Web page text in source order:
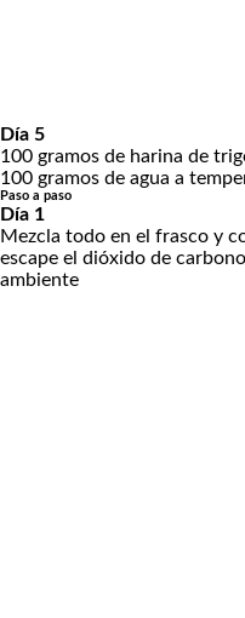
Día 5
100 gramos de harina de
100 gramos de agua a
Paso a paso
Día 1
Mezcla todo en el frasco y
escape el dióxido de
ambiente